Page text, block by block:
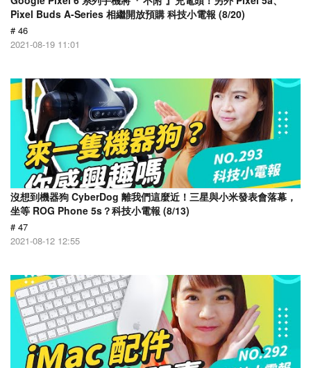
Pixel Buds A-Series 相繼開放預購 科技小電報 (8/20)
# 46
2021-08-19 11:01
沒想到機器狗 CyberDog 離我們這麼近！三星與小米發表會落幕，
坐等 ROG Phone 5s？科技小電報 (8/13)
# 47
2021-08-12 12:55